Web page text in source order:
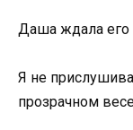
Даша ждала его
Я не
прозрачном